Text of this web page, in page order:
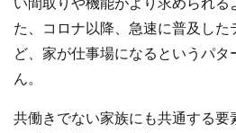
た、コロナ以降、急速に普及した
ど、家が仕事場になるというパ
ん。
共働きでない家族にも共通する